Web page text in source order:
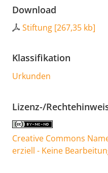
Download
Stiftung [267,35 kb]
Klassifikation
Urkunden
Lizenz-/
Creative Commons
erziell - Keine